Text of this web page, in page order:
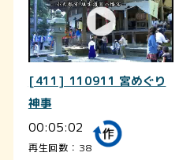
[411] 110911 宮めぐり
神事
00:05:02
再生回数：38